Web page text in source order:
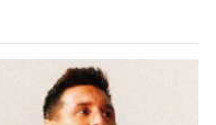
wilno grietineles
makleriui tapinui